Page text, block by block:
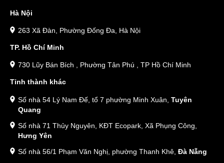
Hà Nội
263 Xã Đàn, Phường Đống Đa, Hà Nội
TP. Hồ Chí Minh
730 Lũy Bán Bích , Phường Tân Phú , TP Hồ Chí Minh
Tỉnh thành khác
Số nhà 54 Lý Nam Đế, tổ 7 phường Minh Xuân, Tuyên
Quang
Số nhà 71 Thủy Nguyên, KĐT Ecopark, Xã Phụng Công,
Hưng Yên
Số nhà 56/1 Phạm Văn Nghị, phường Thanh Khê, Đà Nẵng